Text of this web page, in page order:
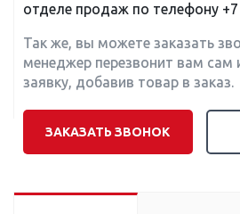
отделе продаж по телефону
Так же, вы можете заказать
менеджер перезвонит вам сам
заявку, добавив товар в заказ.
ЗАКАЗАТЬ ЗВОНОК